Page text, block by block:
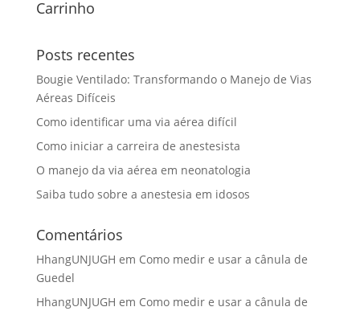
Carrinho
Posts recentes
Bougie Ventilado: Transformando o Manejo de Vias
Aéreas Difíceis
Como identificar uma via aérea difícil
Como iniciar a carreira de anestesista
O manejo da via aérea em neonatologia
Saiba tudo sobre a anestesia em idosos
Comentários
HhangUNJUGH em Como medir e usar a cânula de
Guedel
HhangUNJUGH em Como medir e usar a cânula de